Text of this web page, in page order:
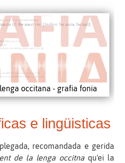
occitana - grafia fonia
e lingüisticas
recomandada e gerida
de la lenga occitna qu'ei la